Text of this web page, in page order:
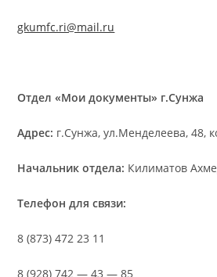
gkumfc.ri@mail.ru
Отдел «Мои документы» г.Сунжа
Адрес: г.Сунжа, ул.Менделеева, 48,
Начальник отдела: Килиматов
Телефон для связи:
8 (873) 472 23 11
8 (928) 742 — 43 — 85